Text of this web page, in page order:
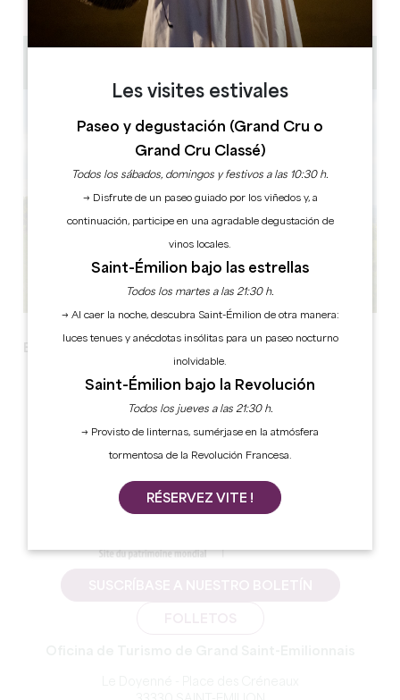
Les visites estivales
Paseo y degustación (Grand Cru o
Grand Cru Classé)
Todos los sábados, domingos y festivos a las 10:30 h.
→ Disfrute de un paseo guiado por los viñedos y, a
continuación, participe en una agradable degustación de
vinos locales.
Saint-Émilion bajo las estrellas
Todos los martes a las 21:30 h.
→ Al caer la noche, descubra Saint-Émilion de otra manera:
luces tenues y anécdotas insólitas para un paseo nocturno
inolvidable.
Saint-Émilion bajo la Revolución
Todos los jueves a las 21:30 h.
→ Provisto de linternas, sumérjase en la atmósfera
tormentosa de la Revolución Francesa.
RÉSERVEZ VITE !